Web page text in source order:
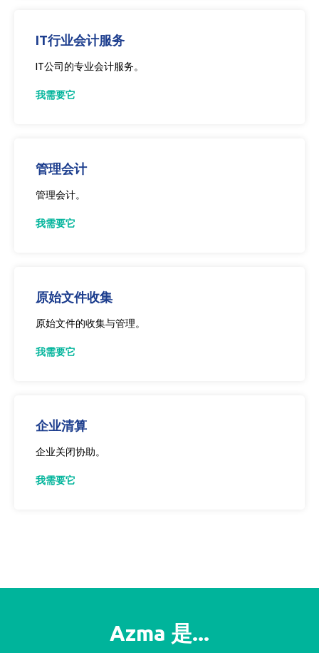
IT行业会计服务
IT公司的专业会计服务。
我需要它
管理会计
管理会计。
我需要它
原始文件收集
原始文件的收集与管理。
我需要它
企业清算
企业关闭协助。
我需要它
Azma 是...